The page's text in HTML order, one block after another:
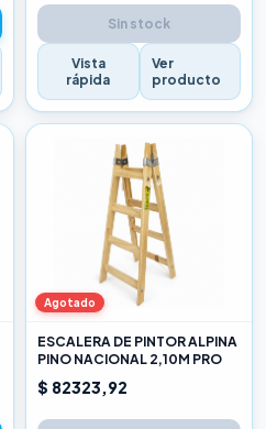
Sin stock
Vista
rápida
Ver
producto
Agotado
ESCALERA DE PINTOR ALPINA
PINO NACIONAL 2,10M PRO
$ 82323,92